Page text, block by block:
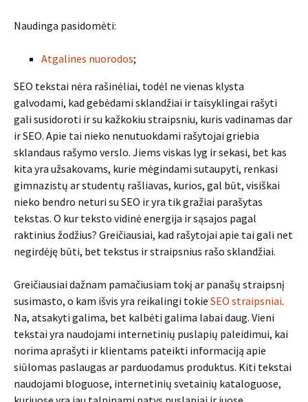
Naudinga pasidomėti:
Atgalines nuorodos;
SEO tekstai nėra rašinėliai, todėl ne vienas klysta
galvodami, kad gebėdami sklandžiai ir taisyklingai rašyti
gali susidoroti ir su kažkokiu straipsniu, kuris vadinamas dar
ir SEO. Apie tai nieko nenutuokdami rašytojai griebia
sklandaus rašymo verslo. Jiems viskas lyg ir sekasi, bet kas
kita yra užsakovams, kurie mėgindami sutaupyti, renkasi
gimnazistų ar studentų rašliavas, kurios, gal būt, visiškai
nieko bendro neturi su SEO ir yra tik gražiai parašytas
tekstas. O kur teksto vidinė energija ir sąsajos pagal
raktinius žodžius? Greičiausiai, kad rašytojai apie tai gali net
negirdėję būti, bet tekstus ir straipsnius rašo sklandžiai.
Greičiausiai dažnam pamačiusiam tokį ar panašų straipsnį
susimasto, o kam išvis yra reikalingi tokie SEO straipsniai.
Na, atsakyti galima, bet kalbėti galima labai daug. Vieni
tekstai yra naudojami internetinių puslapių paleidimui, kai
norima aprašyti ir klientams pateikti informaciją apie
siūlomas paslaugas ar parduodamus produktus. Kiti tekstai
naudojami bloguose, internetinių svetainių kataloguose,